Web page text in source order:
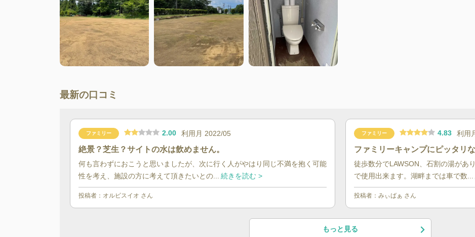
最新の口コミ
ファミリー 2.00 利用月 2022/05
絶景？芝生？サイトの水は飲めません。
何も言わずにおこうと思いましたが、次に行く人がやはり同じ不満を抱く可能
性を考え、施設の方に考えて頂きたいとの...
続きを読む >
投稿者： オルビスイオ さん
ファミリー 4.83 利用
ファミリーキャンプにピッタリ
徒歩数分でLAWSON、石割の湯があ
で使用出来ます。湖畔までは車で数...
投稿者： みぃばぁ さん
もっと見る